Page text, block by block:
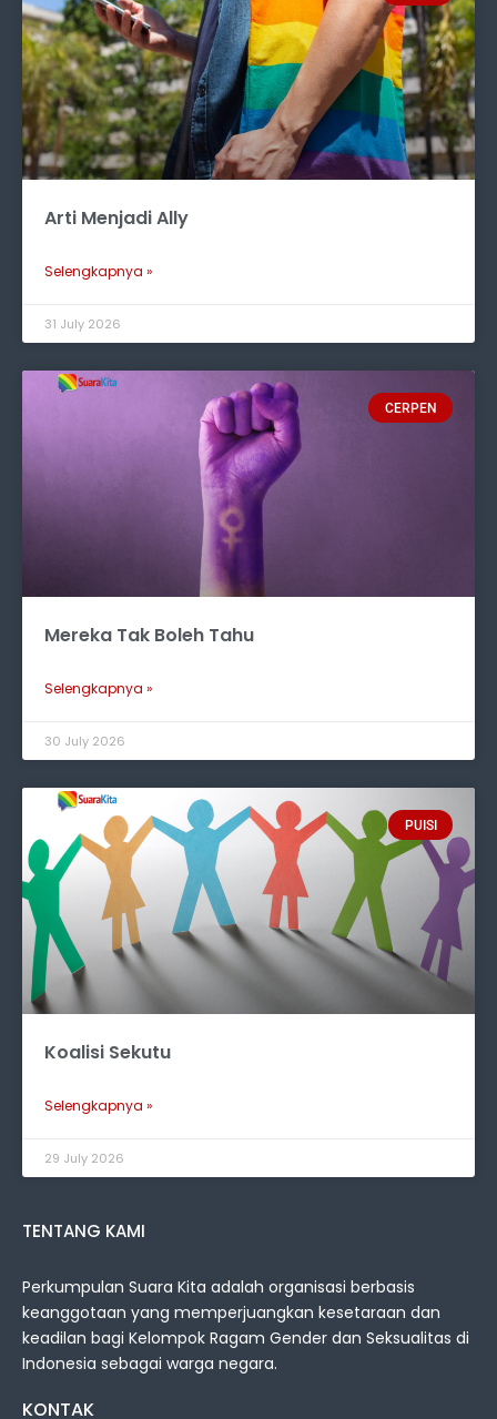
Arti Menjadi Ally
Selengkapnya »
31 July 2026
CERPEN
Mereka Tak Boleh Tahu
Selengkapnya »
30 July 2026
PUISI
Koalisi Sekutu
Selengkapnya »
29 July 2026
TENTANG KAMI
Perkumpulan Suara Kita adalah organisasi berbasis
keanggotaan yang memperjuangkan kesetaraan dan
keadilan bagi Kelompok Ragam Gender dan Seksualitas di
Indonesia sebagai warga negara.
KONTAK